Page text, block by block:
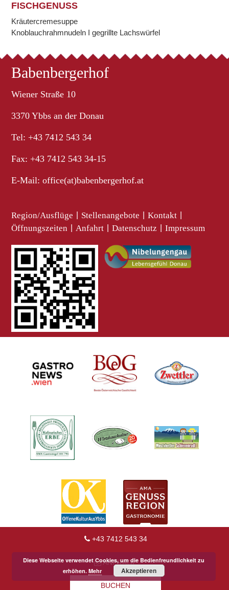
+43 7412 543 34
ANFRAGE
BUCHEN
FISCHGENUSS
Kräutercremesuppe
Knoblauchrahmnudeln I gegrillte Lachswürfel
Babenbergerhof
Wiener Straße 10
3370 Ybbs an der Donau
Tel: +43 7412 543 34
Fax: +43 7412 543 34-15
E-Mail:office(at)babenbergerhof.at
Region/Ausflüge Stellenangebote Kontakt
Öffnungszeiten Anfahrt Datenschutz Impressum
Diese Webseite verwendet Cookies, um die Bedienfreundlichkeit zu
erhöhen. Mehr Akzeptieren